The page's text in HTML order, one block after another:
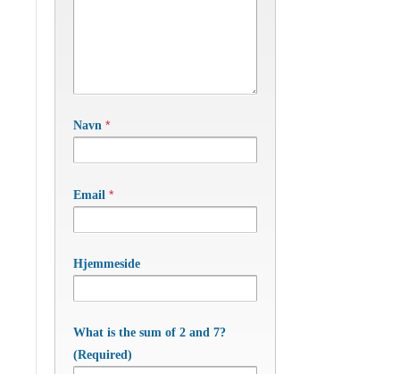
Navn *
Email *
Hjemmeside
What is the sum of 2 and 7?
(Required)